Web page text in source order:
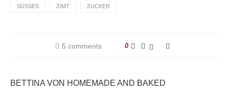
SÜSSES ZIMT ZUCKER
5 comments 0
BETTINA VON HOMEMADE AND BAKED